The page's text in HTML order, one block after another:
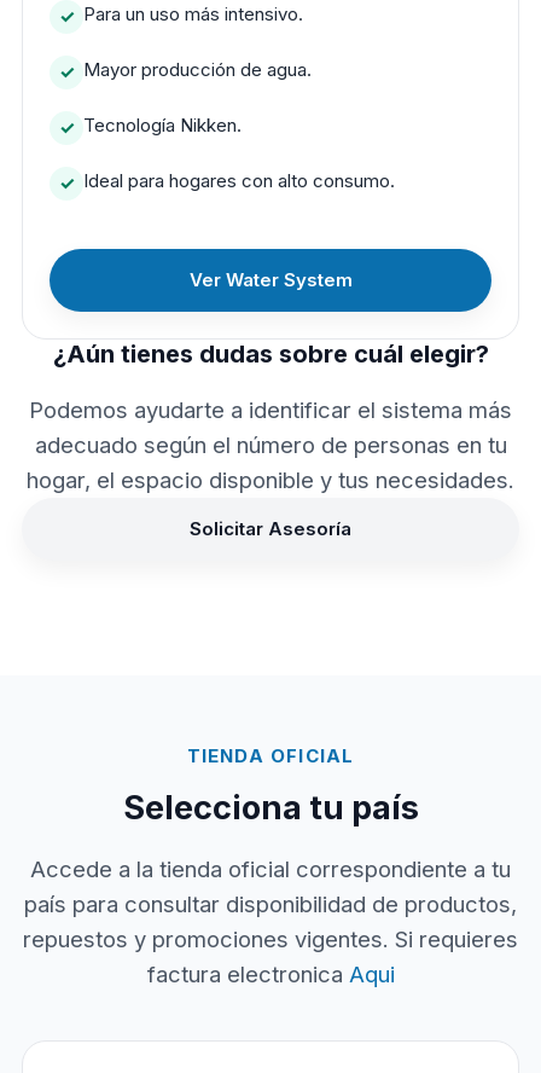
Para un uso más intensivo.
Mayor producción de agua.
Tecnología Nikken.
Ideal para hogares con alto consumo.
Ver Water System
¿Aún tienes dudas sobre cuál elegir?
Podemos ayudarte a identificar el sistema más
adecuado según el número de personas en tu
hogar, el espacio disponible y tus necesidades.
Solicitar Asesoría
TIENDA OFICIAL
Selecciona tu país
Accede a la tienda oficial correspondiente a tu
país para consultar disponibilidad de productos,
repuestos y promociones vigentes. Si requieres
factura electronica Aqui